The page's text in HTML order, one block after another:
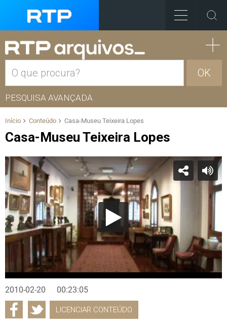
OK
PESQUISA AVANÇADA
Início Conteúdo Casa-Museu Teixeira Lopes
Casa-Museu Teixeira Lopes
2010-02-20 00:23:05
LICENCIAR CONTEÚDO